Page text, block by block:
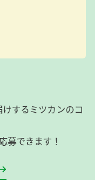
するミツカンのコ
募できます！